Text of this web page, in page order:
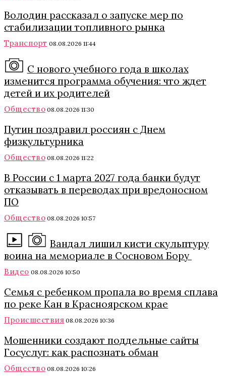
Володин рассказал о запуске мер по
стабилизации топливного рынка
Транспорт 08.08.2026 11:44
С нового учебного года в школах
изменится программа обучения: что ждет
детей и их родителей
Общество 08.08.2026 11:30
Путин поздравил россиян с Днем
физкультурника
Общество 08.08.2026 11:22
В России с 1 марта 2027 года банки будут
отказывать в переводах при вредоносном
ПО
Общество 08.08.2026 10:57
Вандал лишил кисти скульптуру
воина на мемориале в Сосновом Бору
Видео 08.08.2026 10:50
Семья с ребенком пропала во время сплава
по реке Кан в Красноярском крае
Происшествия 08.08.2026 10:36
Мошенники создают поддельные сайты
Госуслуг: как распознать обман
Общество 08.08.2026 10:26